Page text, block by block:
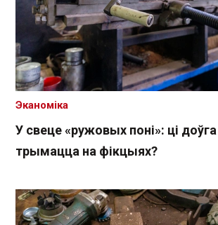
У свеце «ружовых поні»: ці
трымацца на фікцыях?
Эканоміка